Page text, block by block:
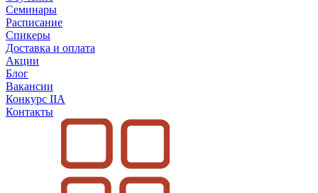
Семинары
Расписание
Спикеры
Доставка и оплата
Акции
Блог
Вакансии
Конкурс IIA
Контакты